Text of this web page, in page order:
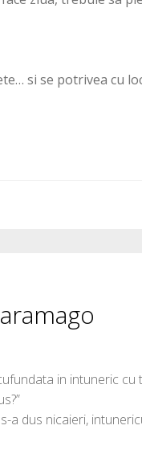
si se potrivea cu
in intuneric
a dus nicaieri,